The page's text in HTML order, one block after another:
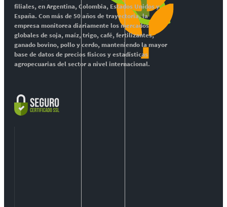
filiales, en Argentina, Colombia, Estados Unidos y
España. Con más de 50 años de trayectoria, la
empresa monitorea diariamente los mercados
globales de soja, maíz, trigo, café, fertilizantes,
ganado bovino, pollo y cerdo, manteniendo la mayor
base de datos de precios físicos y estadísticas
agropecuarias del sector a nivel internacional.